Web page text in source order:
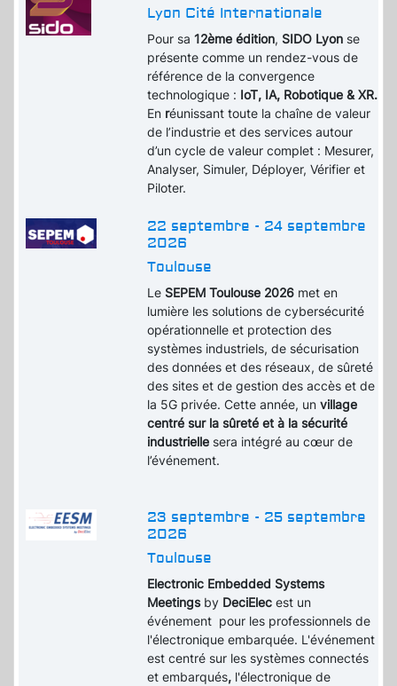
Lyon Cité Internationale
Pour sa12ème édition, SIDO Lyon se
présente comme un rendez-vous de
référence de la convergence
technologique : IoT, IA, Robotique & XR.
En réunissant toute la chaîne de valeur
de l’industrie et des services autour
d’un cycle de valeur complet : Mesurer,
Analyser, Simuler, Déployer, Vérifier et
Piloter.
22 septembre - 24 septembre
2026
Toulouse
Le SEPEM Toulouse 2026 met en
lumière les solutions de cybersécurité
opérationnelle et protection des
systèmes industriels, de sécurisation
des données et des réseaux, de sûreté
des sites et de gestion des accès et de
la 5G privée. Cette année, unvillage
centré sur la sûreté et à la sécurité
industrielle sera intégré au cœur de
l’événement.
23 septembre - 25 septembre
2026
Toulouse
Electronic Embedded Systems
Meetingsby DeciElecest un
événement pour les professionnels de
l'électronique embarquée. L'événement
est centré sur les systèmes connectés
et embarqués, l'électronique de